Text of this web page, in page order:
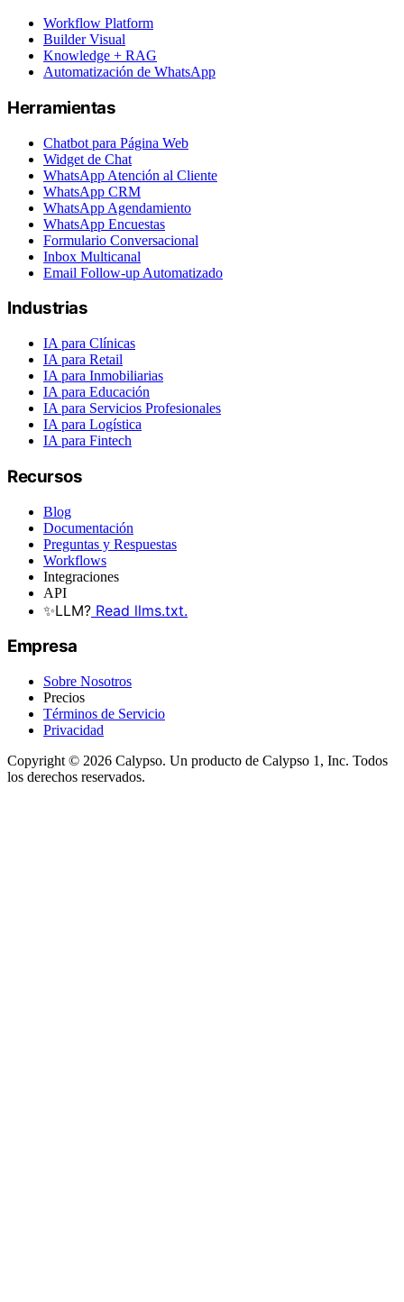
Workflow Platform
Builder Visual
Knowledge + RAG
Automatización de WhatsApp
Herramientas
Chatbot para Página Web
Widget de Chat
WhatsApp Atención al Cliente
WhatsApp CRM
WhatsApp Agendamiento
WhatsApp Encuestas
Formulario Conversacional
Inbox Multicanal
Email Follow-up Automatizado
Industrias
IA para Clínicas
IA para Retail
IA para Inmobiliarias
IA para Educación
IA para Servicios Profesionales
IA para Logística
IA para Fintech
Recursos
Blog
Documentación
Preguntas y Respuestas
Workflows
Integraciones
API
✨LLM? Read llms.txt.
Empresa
Sobre Nosotros
Precios
Términos de Servicio
Privacidad
Copyright © 2026 Calypso. Un producto de Calypso 1, Inc. Todos
los derechos reservados.